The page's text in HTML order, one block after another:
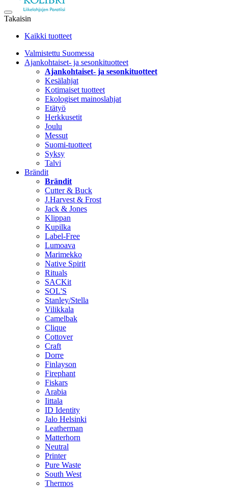
Takaisin
Kaikki tuotteet
Valmistettu Suomessa
Ajankohtaiset- ja sesonkituotteet
Ajankohtaiset- ja sesonkituotteet
Kesälahjat
Kotimaiset tuotteet
Ekologiset mainoslahjat
Etätyö
Herkkusetit
Joulu
Messut
Suomi-tuotteet
Syksy
Talvi
Brändit
Brändit
Cutter & Buck
J.Harvest & Frost
Jack & Jones
Klippan
Kupilka
Label-Free
Lumoava
Marimekko
Native Spirit
Rituals
SACKit
SOL'S
Stanley/Stella
Vilikkala
Camelbak
Clique
Cottover
Craft
Dorre
Finlayson
Firephant
Fiskars
Arabia
Iittala
ID Identity
Jalo Helsinki
Leatherman
Matterhorn
Neutral
Printer
Pure Waste
South West
Thermos